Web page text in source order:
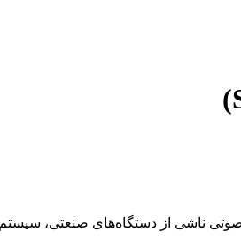
ناشی از دستگاه‌های صنعتی،